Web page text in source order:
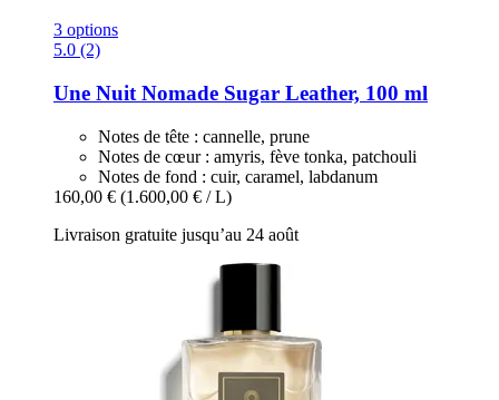
3 options
5.0 (2)
Une Nuit Nomade Sugar Leather, 100 ml
Notes de tête : cannelle, prune
Notes de cœur : amyris, fève tonka, patchouli
Notes de fond : cuir, caramel, labdanum
160,00 € (1.600,00 € / L)
Livraison gratuite jusqu’au 24 août